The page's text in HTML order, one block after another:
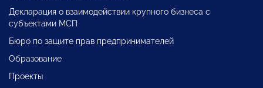
Декларация о взаимодействии крупного бизнеса с
субъектами МСП
Бюро по защите прав предпринимателей
Образование
Проекты